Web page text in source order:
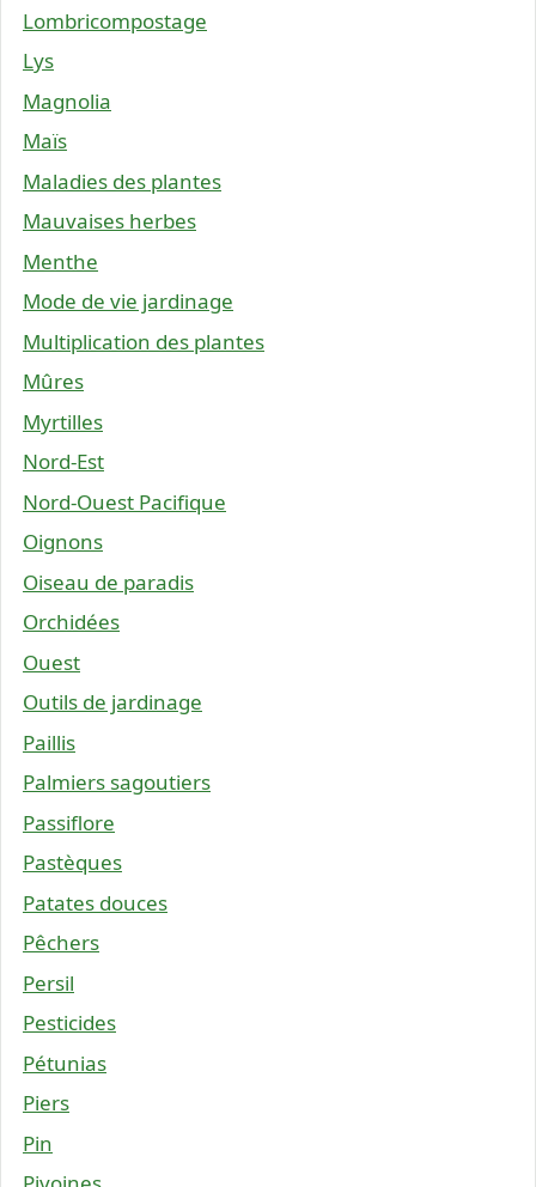
Lombricompostage
Lys
Magnolia
Maïs
Maladies des plantes
Mauvaises herbes
Menthe
Mode de vie jardinage
Multiplication des plantes
Mûres
Myrtilles
Nord-Est
Nord-Ouest Pacifique
Oignons
Oiseau de paradis
Orchidées
Ouest
Outils de jardinage
Paillis
Palmiers sagoutiers
Passiflore
Pastèques
Patates douces
Pêchers
Persil
Pesticides
Pétunias
Piers
Pin